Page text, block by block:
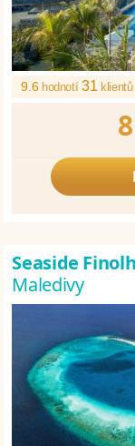
9.6 hodnotí31
Seaside
Maledivy